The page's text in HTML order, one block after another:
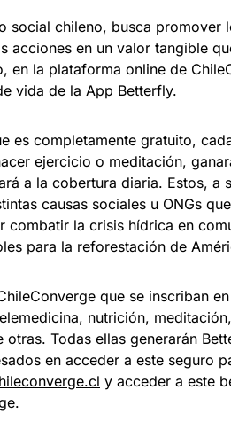
social chileno, busca promover
acciones en un valor tangible
en la plataforma online de
vida de la App Betterfly.
es completamente gratuito,
ejercicio o meditación,
a la cobertura diaria. Estos, a
causas sociales u ONGs
combatir la crisis hídrica en
para la reforestación de
que se inscriban
nutrición,
Todas ellas generarán
en acceder a este seguro
y acceder a este